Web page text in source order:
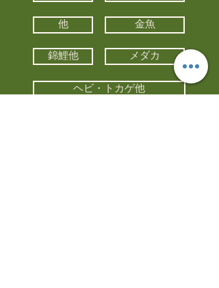
他 金魚
錦鯉他 メダカ
ヘビ・トカゲ他